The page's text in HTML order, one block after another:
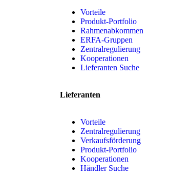
Vorteile
Produkt-Portfolio
Rahmenabkommen
ERFA-Gruppen
Zentralregulierung
Kooperationen
Lieferanten Suche
Lieferanten
Vorteile
Zentralregulierung
Verkaufsförderung
Produkt-Portfolio
Kooperationen
Händler Suche